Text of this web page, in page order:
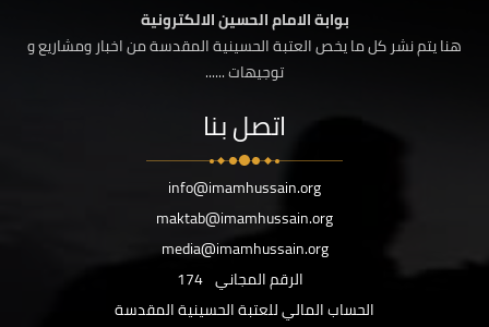
بوابة الامام الحسين الالكترونية
هنا يتم نشر كل ما يخص العتبة الحسينية المقدسة من اخبار ومشاريع و
توجيهات ......
اتصل بنا
info@imamhussain.org
maktab@imamhussain.org
media@imamhussain.org
الرقم المجاني 174
الحساب المالي للعتبة الحسينية المقدسة